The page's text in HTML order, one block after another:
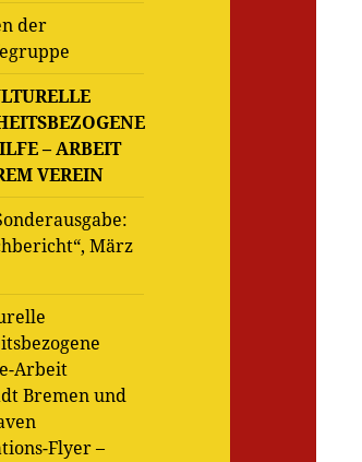
der
– ARBEIT
VEREIN
März
Arbeit
Bremen und
Flyer –